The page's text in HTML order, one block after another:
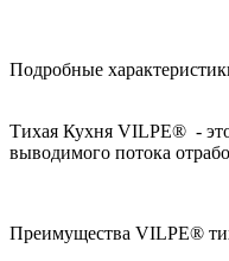
Подробные
Тихая Кухня VILPE® - это
выводимого потока
Преимущества VILPE®